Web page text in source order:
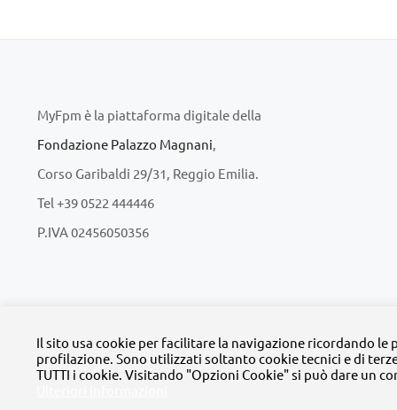
MyFpm è la piattaforma digitale della
Fondazione Palazzo Magnani,
Corso Garibaldi 29/31, Reggio Emilia.
Tel +39 0522 444446
P.IVA 02456050356
Il sito usa cookie per facilitare la navigazione ricordando
profilazione. Sono utilizzati soltanto cookie tecnici e di
TUTTI i cookie. Visitando "Opzioni Cookie" si può dare un